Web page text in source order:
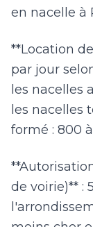
en nacelle à
**Location
par jour
les nacelles
les nacelles
formé : 800
de voirie)** :